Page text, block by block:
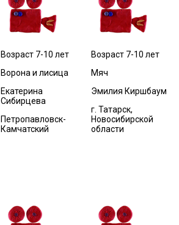
Возраст 7-10 лет
Ворона и лисица
Екатерина
Сибирцева
Петропавловск-
Камчатский
Возраст 7-10 лет
Мяч
Эмилия Киршбаум
г. Татарск,
Новосибирской
области